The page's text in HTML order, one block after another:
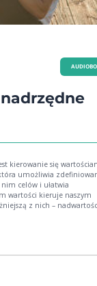
kierowanie się
umożliwia
celów i ułatwia
z nich –
i zachowaniami w